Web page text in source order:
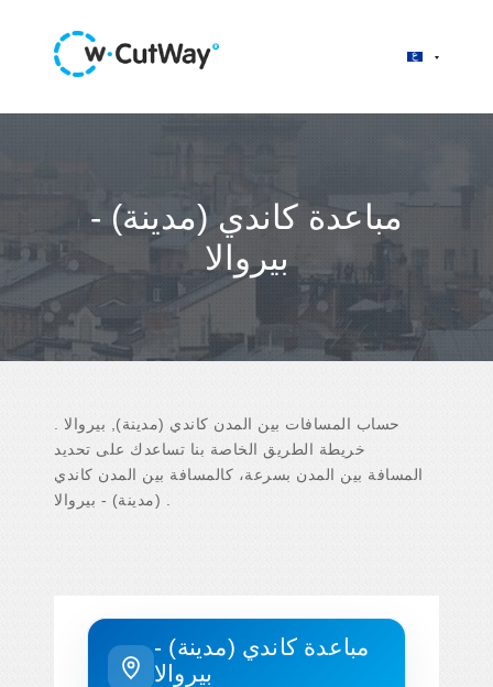
مباعدة كاندي (مدينة) -
بيروالا
حساب المسافات بين المدن كاندي (مدينة), بيروالا .
خريطة الطريق الخاصة بنا تساعدك على تحديد
المسافة بين المدن بسرعة، كالمسافة بين المدن كاندي
مباعدة كاندي (مدينة) -
بيروالا